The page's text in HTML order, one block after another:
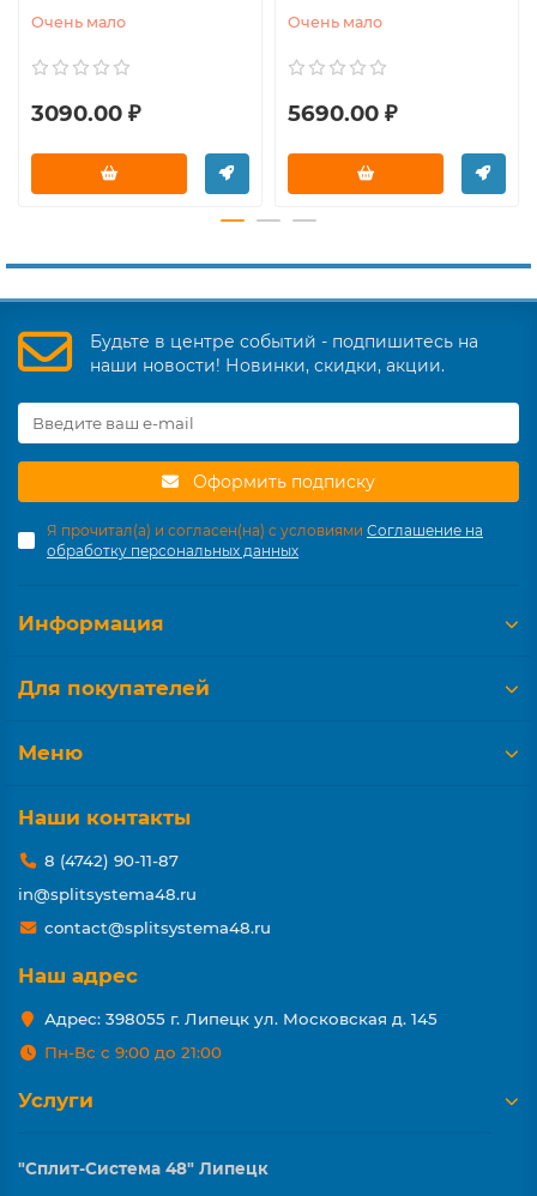
Очень мало
3090.00 ₽
Очень мало
5690.00 ₽
Будьте в центре событий - подпишитесь на
наши новости! Новинки, скидки, акции.
Оформить подписку
Я прочитал(а) и согласен(на) с условиями Соглашение на
обработку персональных данных
Информация
Для покупателей
Меню
Наши контакты
8 (4742) 90-11-87
in@splitsystema48.ru
contact@splitsystema48.ru
Наш адрес
Адрес: 398055 г. Липецк ул. Московская д. 145
Пн-Вс с 9:00 до 21:00
Услуги
"Сплит-Система 48" Липецк